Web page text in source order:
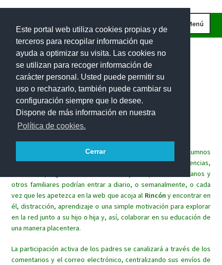
Este portal web utiliza cookies propias y de
terceros para recopilar información que
ayuda a optimizar su visita. Las cookies no
se utilizan para recoger información de
carácter personal. Usted puede permitir su
uso o rechazarlo, también puede cambiar su
configuración siempre que lo desee.
Dispone de más información en nuestra
Política de cookies.
Cerrar
la
navegación
al
contenido
Menú
INICIO
CURIOSIDADES
IMÁGENES
INVESTIGACIONES
PROBLEMAS DE INGENIO
PROBLEMAS INTERACTIVOS
Rincónmatemáticopara
familias.
Este espacio lúdico trata de implicar a las familias de los alumnos
en el aprendizaje de las matemáticas de sus hijos. Sin exigencias,
sin tareas programadas, los alumnos y sus padres, hermanos y
otros familiares podrían entrar a diario, o semanalmente, o cada
vez que les apetezca en la web que acoja al Rincón y encontrar en
él, distracción, aprendizaje o una simple motivación para explorar
en la red junto a su hijo o hija y, así, colaborar en su educación de
una manera placentera.
La participación activa de los padres se canalizará a través de los
comentarios y el correo electrónico, centralizando sus envíos de